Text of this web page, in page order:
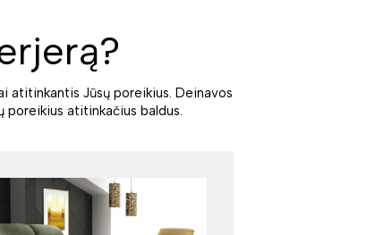
atitinkantis Jūsų poreikius. Deinavos
poreikius atitinkačius baldus.